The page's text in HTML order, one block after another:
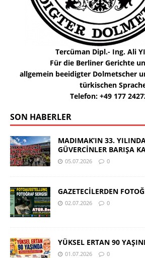
Tercüman Dipl.- Ing. Ali
Für die Berliner Gerichte
allgemein beeidigter Dolmetscher
türkischen
Telefon: +49 177
SON HABERLER
MADIMAK’IN 33. YILINDA
GÜVERCİNLER BARIŞA
05.07.2026 0
GAZETECİLERDEN
02.07.2026 0
YÜKSEL ERTAN 90
01.07.2026 0